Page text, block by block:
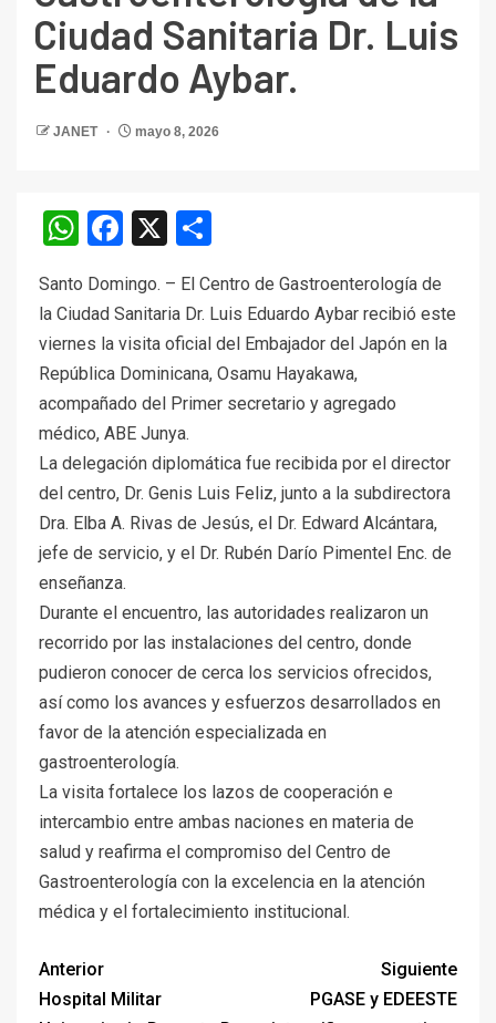
Ciudad Sanitaria Dr. Luis
Eduardo Aybar.
JANET mayo 8, 2026
WhatsApp
Facebook
X
Santo Domingo. – El Centro de Gastroenterología de
la Ciudad Sanitaria Dr. Luis Eduardo Aybar recibió este
viernes la visita oficial del Embajador del Japón en la
República Dominicana, Osamu Hayakawa,
acompañado del Primer secretario y agregado
médico, ABE Junya.
La delegación diplomática fue recibida por el director
del centro, Dr. Genis Luis Feliz, junto a la subdirectora
Dra. Elba A. Rivas de Jesús, el Dr. Edward Alcántara,
jefe de servicio, y el Dr. Rubén Darío Pimentel Enc. de
enseñanza.
Durante el encuentro, las autoridades realizaron un
recorrido por las instalaciones del centro, donde
pudieron conocer de cerca los servicios ofrecidos,
así como los avances y esfuerzos desarrollados en
favor de la atención especializada en
gastroenterología.
La visita fortalece los lazos de cooperación e
intercambio entre ambas naciones en materia de
salud y reafirma el compromiso del Centro de
Gastroenterología con la excelencia en la atención
médica y el fortalecimiento institucional.
Anterior
Hospital Militar
Siguiente
PGASE y EDEESTE